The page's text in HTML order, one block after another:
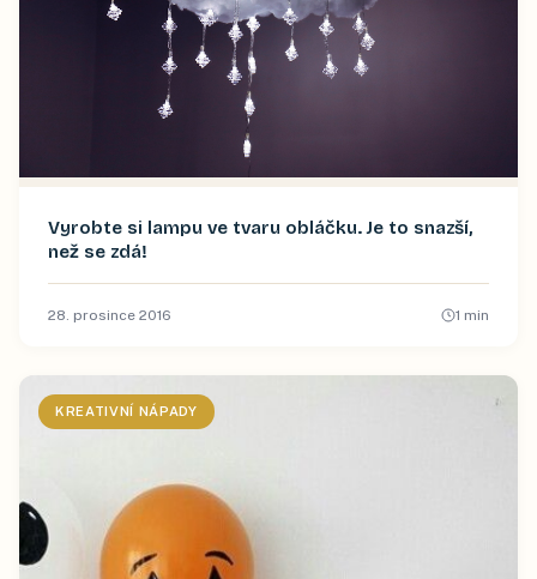
Vyrobte si lampu ve tvaru obláčku. Je to snazší,
než se zdá!
28. prosince 2016 1 min
KREATIVNÍ NÁPADY